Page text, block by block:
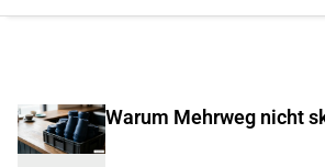
Warum Mehrweg nicht